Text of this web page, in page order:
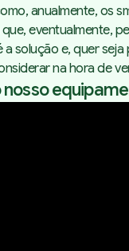
anualmente, os
eventualmente,
solução e, quer
na hora de